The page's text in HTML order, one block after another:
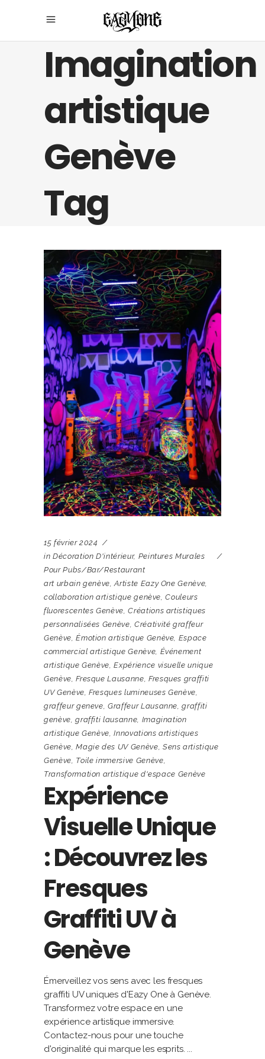
Imagination
artistique
Genève
Tag
15 février 2024
in Décoration D'intérieur, Peintures Murales
Pour Pubs/bar/restaurant
art urbain genève ,Artiste Eazy One Genève
collaboration artistique genève ,Couleurs
fluorescentes Genève ,Créations artistiques
personnalisées Genève Créativité graffeur
Genève ,Émotion artistique Genève Espace
commercial artistique Genève Événement
artistique Genève ,Expérience visuelle unique
Genève ,Fresque Lausanne Fresques graffiti
UV Genève ,Fresques lumineuses Genève
graffeur geneve ,Graffeur Lausanne ,graffiti
genève ,graffiti lausanne Imagination
artistique Genève ,Innovations artistiques
Genève ,Magie des UV Genève Sens artistique
Genève Toile immersive Genève
Transformation artistique d'espace Genève
Expérience
Visuelle Unique
: Découvrez les
Fresques
Graffiti UV à
Genève
Émerveillez vos sens avec les fresques
graffiti UV uniques d'Eazy One à Genève.
Transformez votre espace en une
expérience artistique immersive.
Contactez-nous pour une touche
d'originalité qui marque les esprits.